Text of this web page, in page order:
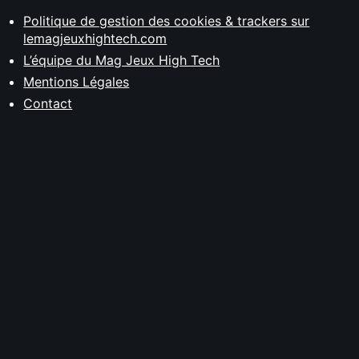
Politique de gestion des cookies & trackers sur
lemagjeuxhightech.com
L’équipe du Mag Jeux High Tech
Mentions Légales
Contact